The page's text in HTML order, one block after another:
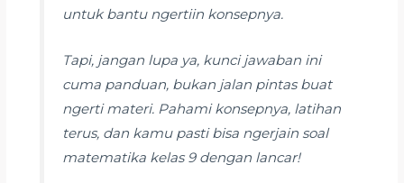
untuk bantu ngertiin konsepnya.
Tapi, jangan lupa ya, kunci jawaban ini
cuma panduan, bukan jalan pintas buat
ngerti materi. Pahami konsepnya, latihan
terus, dan kamu pasti bisa ngerjain soal
matematika kelas 9 dengan lancar!